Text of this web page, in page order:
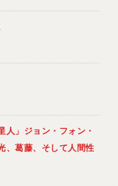
人」ジョン・フォン・
、葛藤、そして人間性